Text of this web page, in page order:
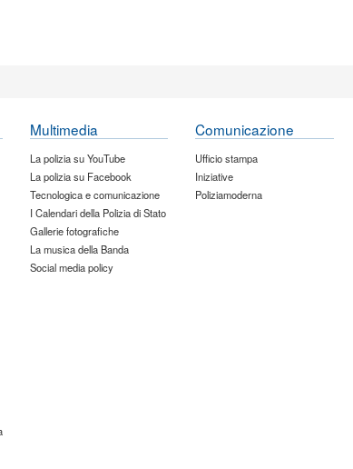
Multimedia
La polizia su YouTube
La polizia su Facebook
Tecnologica e comunicazione
I Calendari della Polizia di Stato
Gallerie fotografiche
La musica della Banda
Social media policy
Comunicazione
Ufficio stampa
Iniziative
Poliziamoderna